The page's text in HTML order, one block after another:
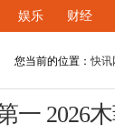
娱乐 财经
您当前的位置：快讯
一 2026